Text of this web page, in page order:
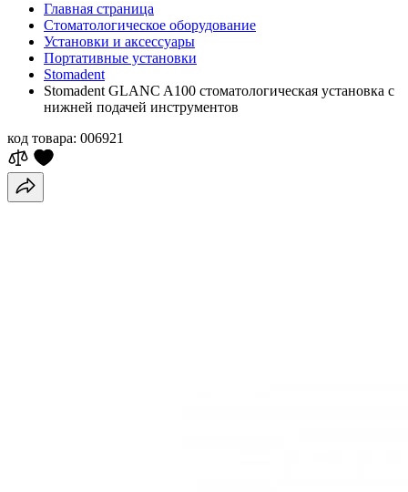
Главная страница
Стоматологическое оборудование
Установки и аксессуары
Портативные установки
Stomadent
Stomadent GLANC A100 стоматологическая установка с
нижней подачей инструментов
код товара: 006921